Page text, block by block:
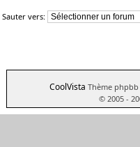
Sauter vers:
CoolVista Thème phpbb
© 2005 -